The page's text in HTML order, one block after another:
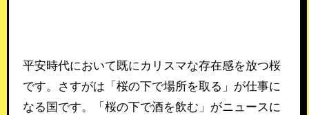
平安時代において既にカリスマな存在感を放つ桜
です。さすがは「桜の下で場所を取る」が仕事に
なる国です。「桜の下で酒を飲む」がニュースに